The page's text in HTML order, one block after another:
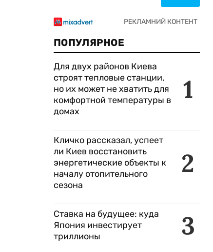
ПОПУЛЯРНОЕ
1
Для двух районов Киева
строят тепловые станции,
но их может не хватить для
комфортной температуры в
домах
2
Кличко рассказал, успеет
ли Киев восстановить
энергетические объекты к
началу отопительного
сезона
3
Ставка на будущее: куда
Япония инвестирует
триллионы